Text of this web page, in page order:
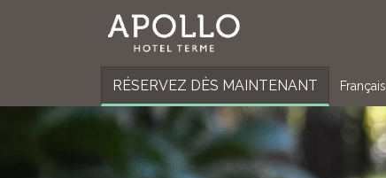
RÉSERVEZ DÈS MAINTENANT Français